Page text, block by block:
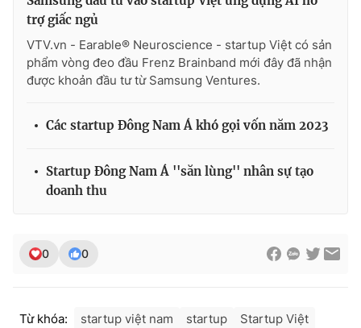
Ðiện thoại Thời báo VTV:024.66 897 897
Email: toasoan@vtv.vn
Liên hệ quảng cáo:024-7300.7108
thông tin từ website này.
trợ giấc ngủ
VTV.vn - Earable® Neuroscience - startup Việt có sản
phẩm vòng đeo đầu Frenz Brainband mới đây đã nhận
được khoản đầu tư từ Samsung Ventures.
Các startup Đông Nam Á khó gọi vốn năm 2023
Startup Đông Nam Á ''săn lùng'' nhân sự tạo
doanh thu
0 0
Từ khóa: startup việt nam startup
Startup Việt